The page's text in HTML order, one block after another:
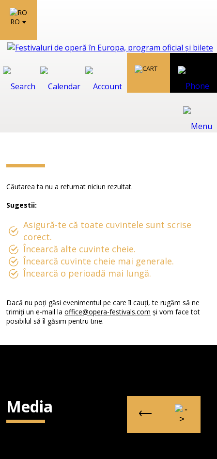
RO
Căutarea ta nu a returnat niciun rezultat.
Sugestii:
Asigură-te că toate cuvintele sunt scrise
corect.
Încearcă alte cuvinte cheie.
Încearcă cuvinte cheie mai generale.
Încearcă o perioadă mai lungă.
Dacă nu poți găsi evenimentul pe care îl cauți, te rugăm să ne
trimiți un e-mail laoffice@opera-festivals.com și vom face tot
posibilul să îl găsim pentru tine.
Media